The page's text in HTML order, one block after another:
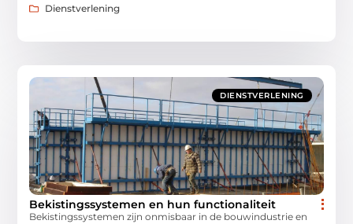
Dienstverlening
DIENSTVERLENING
Bekistingssystemen en hun functionaliteit
Bekistingssystemen zijn onmisbaar in de bouwindustrie en